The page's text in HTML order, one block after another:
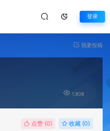
登录
我要投稿
1,808
点赞 (0) 收藏 (0)